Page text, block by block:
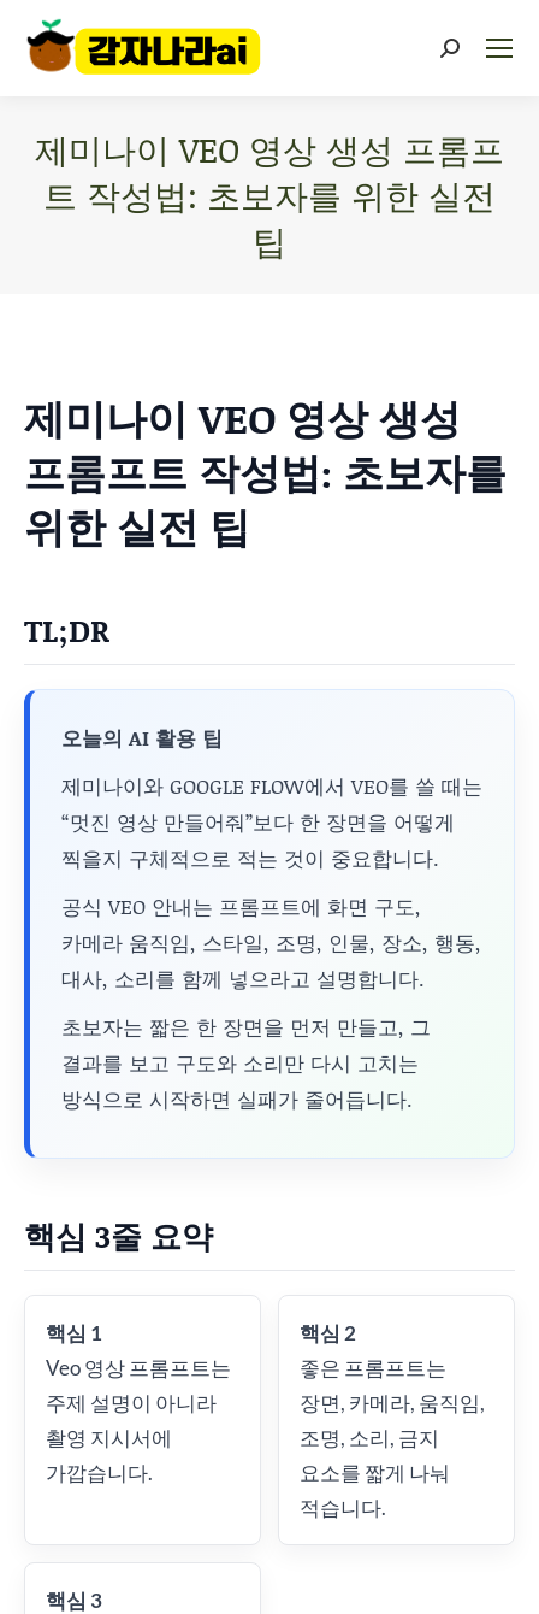
제미나이 VEO 영상 생성 프롬프
트 작성법: 초보자를 위한 실전
팁
제미나이 VEO 영상 생성
프롬프트 작성법: 초보자를
위한 실전 팁
TL;DR
오늘의 AI 활용 팁
제미나이와 GOOGLE FLOW에서 VEO를 쓸 때는
“멋진 영상 만들어줘”보다 한 장면을 어떻게
찍을지 구체적으로 적는 것이 중요합니다.
공식 VEO 안내는 프롬프트에 화면 구도,
카메라 움직임, 스타일, 조명, 인물, 장소, 행동,
대사, 소리를 함께 넣으라고 설명합니다.
초보자는 짧은 한 장면을 먼저 만들고, 그
결과를 보고 구도와 소리만 다시 고치는
방식으로 시작하면 실패가 줄어듭니다.
핵심 3줄 요약
핵심 1
Veo 영상 프롬프트는
주제 설명이 아니라
촬영 지시서에
가깝습니다.
핵심 2
좋은 프롬프트는
장면, 카메라, 움직임,
조명, 소리, 금지
요소를 짧게 나눠
적습니다.
핵심 3